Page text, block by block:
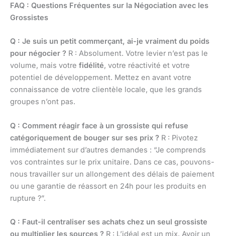
FAQ : Questions Fréquentes sur la Négociation avec les
Grossistes
Q : Je suis un petit commerçant, ai-je vraiment du poids
pour négocier ? R : Absolument. Votre levier n’est pas le
volume, mais votre fidélité, votre réactivité et votre
potentiel de développement. Mettez en avant votre
connaissance de votre clientèle locale, que les grands
groupes n’ont pas.
Q : Comment réagir face à un grossiste qui refuse
catégoriquement de bouger sur ses prix ? R : Pivotez
immédiatement sur d’autres demandes : “Je comprends
vos contraintes sur le prix unitaire. Dans ce cas, pouvons-
nous travailler sur un allongement des délais de paiement
ou une garantie de réassort en 24h pour les produits en
rupture ?”.
Q : Faut-il centraliser ses achats chez un seul grossiste
ou multiplier les sources ? R : L’idéal est un mix. Avoir un